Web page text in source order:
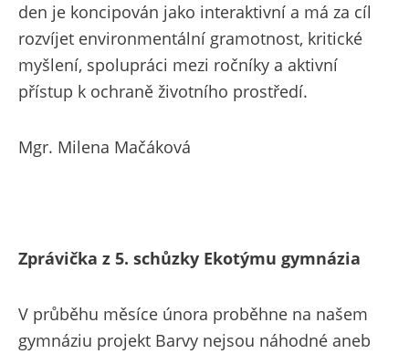
den je koncipován jako interaktivní a má za cíl
rozvíjet environmentální gramotnost, kritické
myšlení, spolupráci mezi ročníky a aktivní
přístup k ochraně životního prostředí.
Mgr. Milena Mačáková
Zprávička z 5. schůzky Ekotýmu gymnázia
V průběhu měsíce února proběhne na našem
gymnáziu projekt Barvy nejsou náhodné aneb